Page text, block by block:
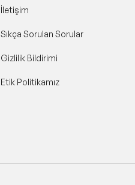
İletişim
Sıkça Sorulan Sorular
Gizlilik Bildirimi
Etik Politikamız